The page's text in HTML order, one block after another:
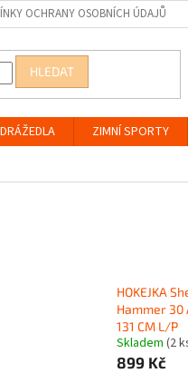
OCHRANY OSOBNÍCH ÚDAJŮ
HLEDAT
ZIMNÍ SPORTY
HOKEJKA
Hammer 30
131 CM L/P
Skladem (2
899 Kč